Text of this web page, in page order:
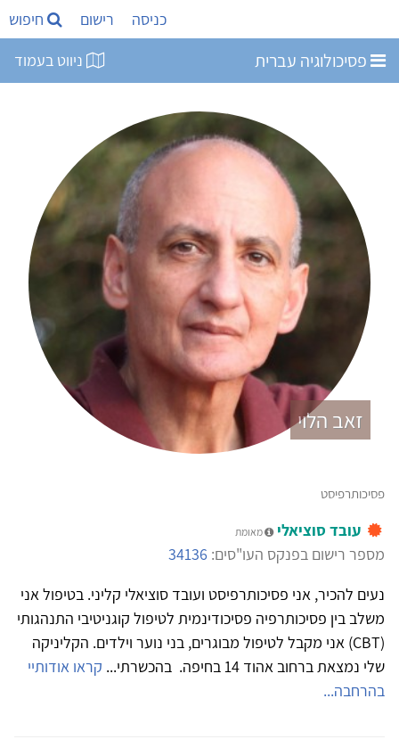
כניסה רישום חיפוש
פסיכולוגיה עברית ניווט בעמוד
זאב הלוי
פסיכותרפיסט
עובד סוציאלי מאומת
מספר רישום בפנקס העו"סים: 34136
נעים להכיר, אני פסיכותרפיסט ועובד סוציאלי קליני. בטיפול אני
משלב בין פסיכותרפיה פסיכודינמית לטיפול קוגניטיבי התנהגותי
(CBT) אני מקבל לטיפול מבוגרים, בני נוער וילדים. הקליניקה
שלי נמצאת ברחוב אהוד 14 בחיפה. בהכשרתי...
קראו אודותיי
בהרחבה...